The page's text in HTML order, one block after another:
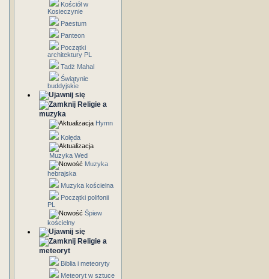
Kościół w
Kosieczynie
Paestum
Panteon
Początki
architektury PL
Tadż Mahal
Świątynie
buddyjskie
Religie a
muzyka
Hymn
Kolęda
Muzyka Wed
Muzyka
hebrajska
Muzyka kościelna
Początki polifonii
PL
Śpiew
kościelny
Religie a
meteoryt
Biblia i meteoryty
Meteoryt w sztuce